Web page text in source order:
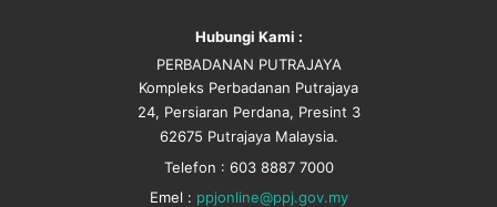
Hubungi Kami :
PERBADANAN PUTRAJAYA
Kompleks Perbadanan Putrajaya
24, Persiaran Perdana, Presint 3
62675 Putrajaya Malaysia.
Telefon : 603 8887 7000
Emel : ppjonline@ppj.gov.my